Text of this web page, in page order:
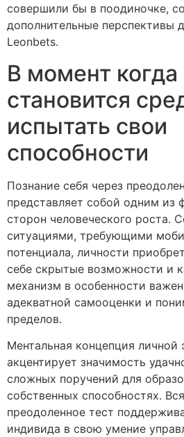
совершили бы в поодиночке,
дополнительные перспективы
Leonbets.
В момент когда
становится
испытать свои
способности
Познание себя через
представляет собой одним из
сторон человеческого роста.
ситуациями, требующими
потенциала, личности
себе скрытые возможности и
механизм в особенности
адекватной самооценки и
пределов.
Ментальная концепция личной
акцентирует значимость
сложных поручений для
собственных способностях.
преодоленное тест
индивида в свою умение